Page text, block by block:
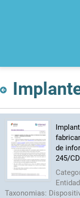
de
245/
Taxonomias: